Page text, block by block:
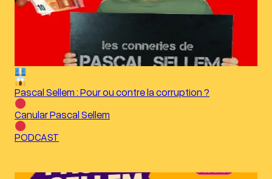
Pascal Sellem : Pour ou contre la corruption ?
Canular Pascal Sellem
PODCAST